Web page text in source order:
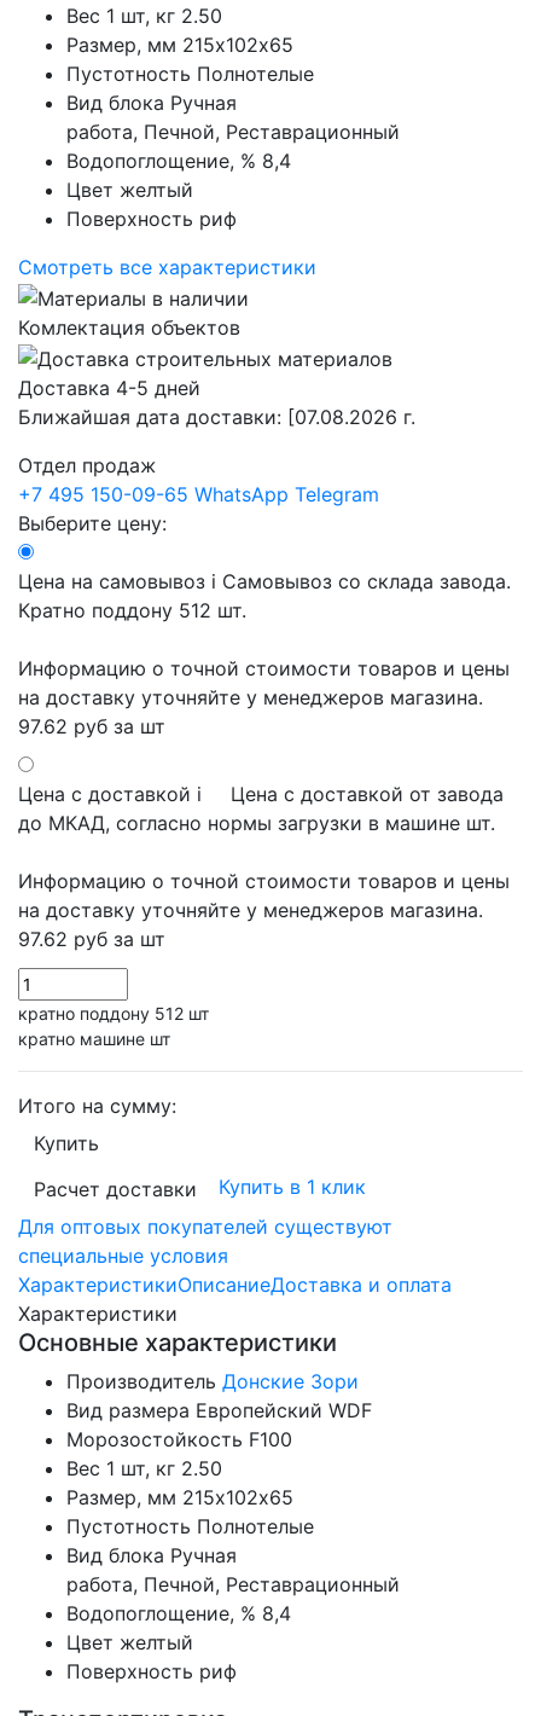
Вес 1 шт, кг 2.50
Размер, мм 215х102х65
Пустотность Полнотелые
Вид блока Ручная
работа, Печной, Реставрационный
Водопоглощение, % 8,4
Цвет желтый
Поверхность риф
Смотреть все характеристики
Комлектация объектов
Доставка 4-5 дней
Ближайшая дата доставки: [07.08.2026 г.
Отдел продаж
+7 495 150-09-65 WhatsApp Telegram
Выберите цену:
Цена на самовывоз i Самовывоз со склада завода.
Кратно поддону 512 шт.
Информацию о точной стоимости товаров и цены
на доставку уточняйте у менеджеров магазина.
97.62 руб за шт
Цена с доставкой i
Цена с доставкой от завода
до МКАД, согласно нормы загрузки в машине шт.
Информацию о точной стоимости товаров и цены
на доставку уточняйте у менеджеров магазина.
97.62 руб за шт
кратно поддону 512 шт
кратно машине шт
Итого на сумму:
Купить
Расчет доставки
Купить в 1 клик
Для оптовых покупателей существуют
специальные условия
ХарактеристикиОписаниеДоставка и оплата
Характеристики
Основные характеристики
Производитель Донские Зори
Вид размера Европейский WDF
Морозостойкость F100
Вес 1 шт, кг 2.50
Размер, мм 215х102х65
Пустотность Полнотелые
Вид блока Ручная
работа, Печной, Реставрационный
Водопоглощение, % 8,4
Цвет желтый
Поверхность риф